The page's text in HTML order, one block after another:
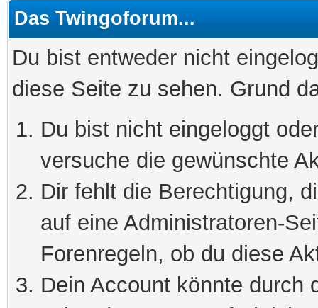
Das Twingoforum...
Du bist entweder nicht
diese Seite zu sehen. Grund
Du bist nicht eingeloggt
versuche die gewünschte
Dir fehlt die Berechtigung,
auf eine Administratoren-
Forenregeln, ob du diese
Dein Account könnte durch